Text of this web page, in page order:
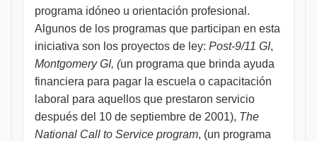
programa idóneo u orientación profesional.
Algunos de los programas que participan en esta
iniciativa son los proyectos de ley: Post-9/11 GI,
Montgomery GI, (un programa que brinda ayuda
financiera para pagar la escuela o capacitación
laboral para aquellos que prestaron servicio
después del 10 de septiembre de 2001), The
National Call to Service program, (un programa